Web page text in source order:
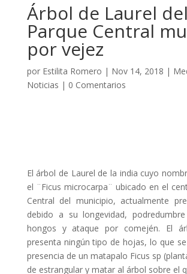
Árbol de Laurel del
Parque Central
por vejez
por Estilita Romero | Nov 14, 2018 |
Noticias | 0 Comentarios
El árbol de Laurel de la india cuyo
el ¨Ficus microcarpa¨ ubicado en el
Central del municipio, actualmente
debido a su longevidad,
hongos y ataque por comején. El
presenta ningún tipo de hojas, lo que
presencia de un matapalo Ficus sp
de estrangular y matar al árbol sobre el